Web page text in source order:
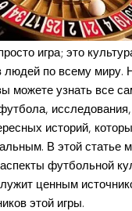
игра; это
людей по всему миру.
можете узнать все
историй,
В этой статье
футбольной
ценным
этой игры.